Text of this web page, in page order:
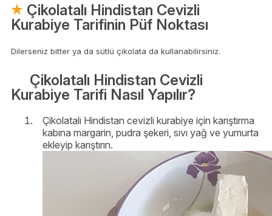
Çikolatalı Hindistan Cevizli
Kurabiye Tarifinin Püf Noktası
Dilerseniz bitter ya da sütlü çikolata da kullanabilirsiniz.
Çikolatalı Hindistan Cevizli
Kurabiye Tarifi Nasıl Yapılır?
Çikolatalı Hindistan cevizli kurabiye için karıştırma
kabına margarin, pudra şekeri, sıvı yağ ve yumurta
ekleyip karıştırın.